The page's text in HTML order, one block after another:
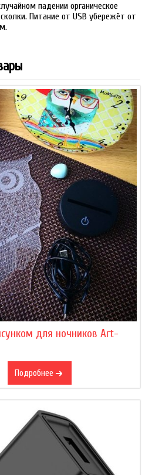
падении органическое
Питание от USB убережёт от
для ночников Art-
Подробнее